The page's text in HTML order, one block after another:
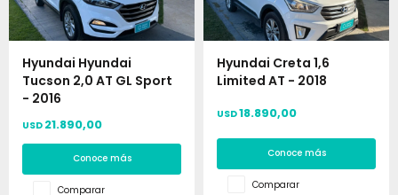
Hyundai Hyundai
Tucson 2,0 AT GL Sport
- 2016
USD 21.890,00
Conoce más
Comparar
Hyundai Creta 1,6
Limited AT - 2018
USD18.890,00
Conoce más
Comparar